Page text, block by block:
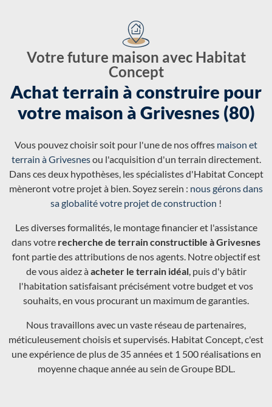
Votre future maison avec Habitat
Concept
Achat terrain à construire pour
votre maison à Grivesnes (80)
Vous pouvez choisir soit pour l'une de nos offres maison et
terrain à Grivesnesou l'acquisition d'un terrain directement.
Dans ces deux hypothèses, les spécialistes d'Habitat Concept
mèneront votre projet à bien. Soyez serein : nous gérons dans
sa globalité votre projet de construction !
Les diverses formalités, le montage financier et l'assistance
dans votre recherche de terrain constructible à Grivesnes
font partie des attributions de nos agents. Notre objectif est
de vous aidez àacheter le terrain idéal, puis d'y bâtir
l'habitation satisfaisant précisément votre budget et vos
souhaits, en vous procurant un maximum de garanties.
Nous travaillons avec un vaste réseau de partenaires,
méticuleusement choisis et supervisés. Habitat Concept, c'est
une expérience de plus de 35 années et 1 500 réalisations en
moyenne chaque année au sein de Groupe BDL.